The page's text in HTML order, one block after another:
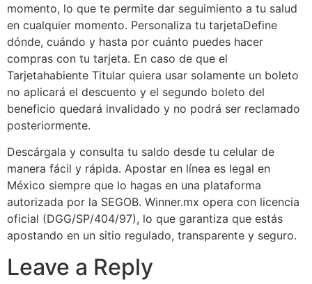
momento, lo que te permite dar seguimiento a tu salud
en cualquier momento. Personaliza tu tarjetaDefine
dónde, cuándo y hasta por cuánto puedes hacer
compras con tu tarjeta. En caso de que el
Tarjetahabiente Titular quiera usar solamente un boleto
no aplicará el descuento y el segundo boleto del
beneficio quedará invalidado y no podrá ser reclamado
posteriormente.
Descárgala y consulta tu saldo desde tu celular de
manera fácil y rápida. Apostar en línea es legal en
México siempre que lo hagas en una plataforma
autorizada por la SEGOB. Winner.mx opera con licencia
oficial (DGG/SP/404/97), lo que garantiza que estás
apostando en un sitio regulado, transparente y seguro.
Leave a Reply